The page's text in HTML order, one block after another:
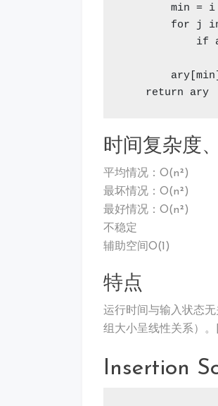
min = i
for j
if
    return ary
时间复杂度
平均情况：O(n²)
最坏情况：O(n²)
最好情况：O(n²)
不稳定
辅助空间O(1)
特点
运行时间与输入状态
组大小呈线性关系）。
Insertion